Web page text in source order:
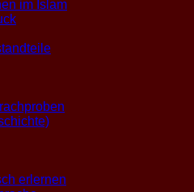
im Islam
erlernen